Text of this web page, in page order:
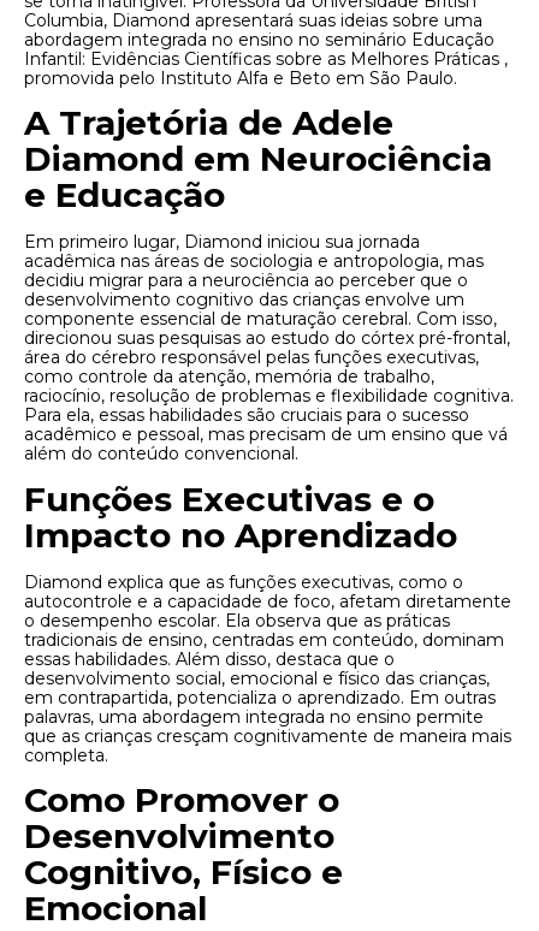
Columbia, Diamond apresentará suas ideias sobre uma
abordagem integrada no ensino no seminário Educação
Infantil: Evidências Científicas sobre as Melhores Práticas ,
promovida pelo Instituto Alfa e Beto em São Paulo.
A Trajetória de Adele
Diamond em Neurociência
e Educação
Em primeiro lugar, Diamond iniciou sua jornada
acadêmica nas áreas de sociologia e antropologia, mas
decidiu migrar para a neurociência ao perceber que o
desenvolvimento cognitivo das crianças envolve um
componente essencial de maturação cerebral. Com isso,
direcionou suas pesquisas ao estudo do córtex pré-frontal,
área do cérebro responsável pelas funções executivas,
como controle da atenção, memória de trabalho,
raciocínio, resolução de problemas e flexibilidade cognitiva.
Para ela, essas habilidades são cruciais para o sucesso
acadêmico e pessoal, mas precisam de um ensino que vá
além do conteúdo convencional.
Funções Executivas e o
Impacto no Aprendizado
Diamond explica que as funções executivas, como o
autocontrole e a capacidade de foco, afetam diretamente
o desempenho escolar. Ela observa que as práticas
tradicionais de ensino, centradas em conteúdo, dominam
essas habilidades. Além disso, destaca que o
desenvolvimento social, emocional e físico das crianças,
em contrapartida, potencializa o aprendizado. Em outras
palavras, uma abordagem integrada no ensino permite
que as crianças cresçam cognitivamente de maneira mais
completa.
Como Promover o
Desenvolvimento
Cognitivo, Físico e
Emocional